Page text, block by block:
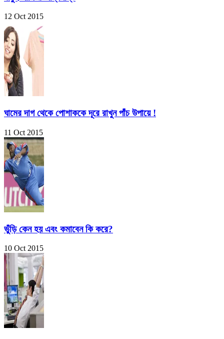
12 Oct 2015
ঘামের দাগ থেকে পোশাককে দূরে রাখুন পাঁচ উপায়ে !
11 Oct 2015
ভুঁড়ি কেন হয় এবং কমাবেন কি করে?
10 Oct 2015